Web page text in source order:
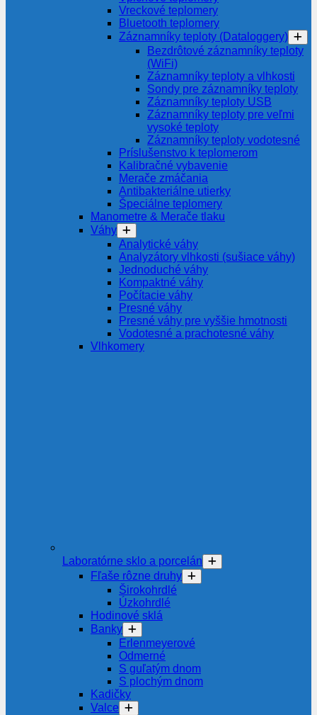
Vreckové teplomery
Bluetooth teplomery
Záznamníky teploty (Dataloggery)
Bezdrôtové záznamníky teploty
(WiFi)
Záznamníky teploty a vlhkosti
Sondy pre záznamníky teploty
Záznamníky teploty USB
Záznamníky teploty pre veľmi
vysoké teploty
Záznamníky teploty vodotesné
Príslušenstvo k teplomerom
Kalibračné vybavenie
Merače zmáčania
Antibakteriálne utierky
Špeciálne teplomery
Manometre & Merače tlaku
Váhy
Analytické váhy
Analyzátory vlhkosti (sušiace váhy)
Jednoduché váhy
Kompaktné váhy
Počítacie váhy
Presné váhy
Presné váhy pre vyššie hmotnosti
Vodotesné a prachotesné váhy
Vlhkomery
Laboratórne sklo a porcelán
Fľaše rôzne druhy
Širokohrdlé
Úzkohrdlé
Hodinové sklá
Banky
Erlenmeyerové
Odmerné
S guľatým dnom
S plochým dnom
Kadičky
Valce